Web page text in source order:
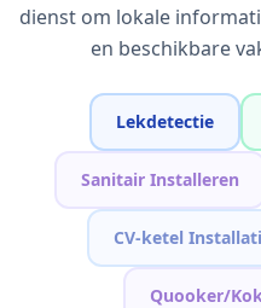
dienst om lokale
en beschikbare
Lekdetectie
Sanitair Installeren
CV-ketel
Quooker/